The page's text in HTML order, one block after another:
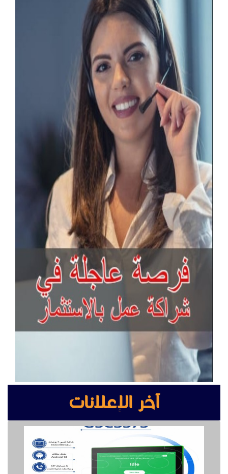
آخر الإعلانات
انتركم جراند ستريم لإدارة المباني
سيزر لفت للايجار رافعه مقصيه